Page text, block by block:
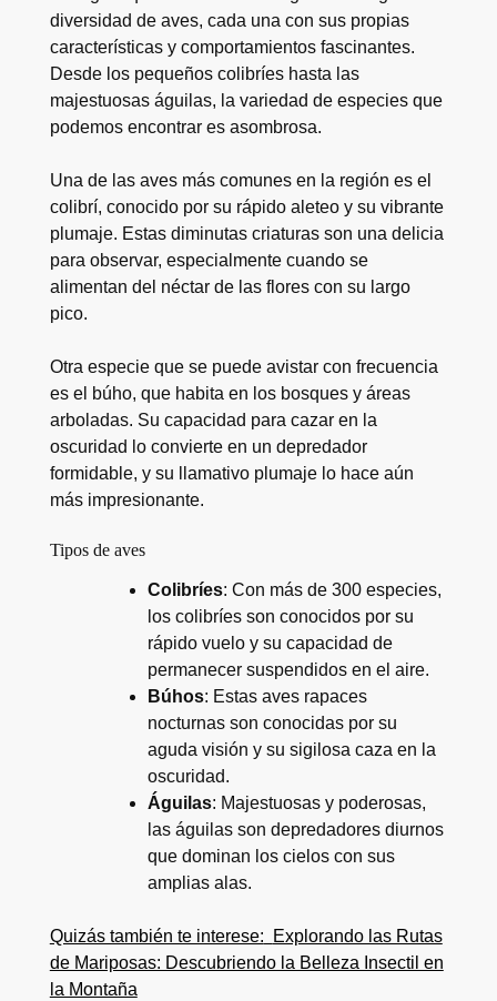
diversidad de aves, cada una con sus propias
características y comportamientos fascinantes.
Desde los pequeños colibríes hasta las
majestuosas águilas, la variedad de especies que
podemos encontrar es asombrosa.
Una de las aves más comunes en la región es el
colibrí, conocido por su rápido aleteo y su vibrante
plumaje. Estas diminutas criaturas son una delicia
para observar, especialmente cuando se
alimentan del néctar de las flores con su largo
pico.
Otra especie que se puede avistar con frecuencia
es el búho, que habita en los bosques y áreas
arboladas. Su capacidad para cazar en la
oscuridad lo convierte en un depredador
formidable, y su llamativo plumaje lo hace aún
más impresionante.
Tipos de aves
Colibríes: Con más de 300 especies,
los colibríes son conocidos por su
rápido vuelo y su capacidad de
permanecer suspendidos en el aire.
Búhos: Estas aves rapaces
nocturnas son conocidas por su
aguda visión y su sigilosa caza en la
oscuridad.
Águilas: Majestuosas y poderosas,
las águilas son depredadores diurnos
que dominan los cielos con sus
amplias alas.
Quizás también te interese:
Explorando las Rutas
de Mariposas: Descubriendo la Belleza Insectil en
la Montaña